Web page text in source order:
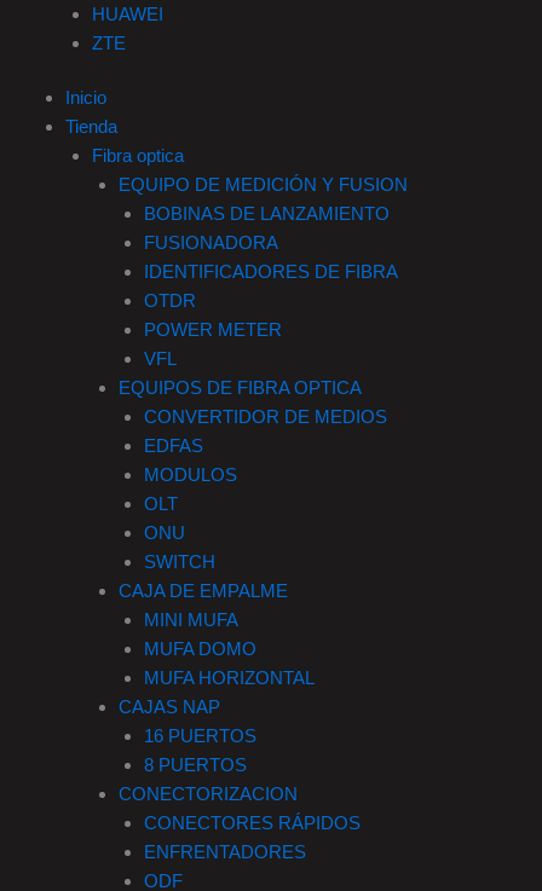
HUAWEI
ZTE
Inicio
Tienda
Fibra optica
EQUIPO DE MEDICIÓN Y FUSION
BOBINAS DE LANZAMIENTO
FUSIONADORA
IDENTIFICADORES DE FIBRA
OTDR
POWER METER
VFL
EQUIPOS DE FIBRA OPTICA
CONVERTIDOR DE MEDIOS
EDFAS
MODULOS
OLT
ONU
SWITCH
CAJA DE EMPALME
MINI MUFA
MUFA DOMO
MUFA HORIZONTAL
CAJAS NAP
16 PUERTOS
8 PUERTOS
CONECTORIZACION
CONECTORES RÁPIDOS
ENFRENTADORES
ODF